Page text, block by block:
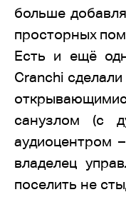
больше
просторных
Есть и ещё
Cranchi
санузлом (с
аудиоцентром
владелец
поселить не